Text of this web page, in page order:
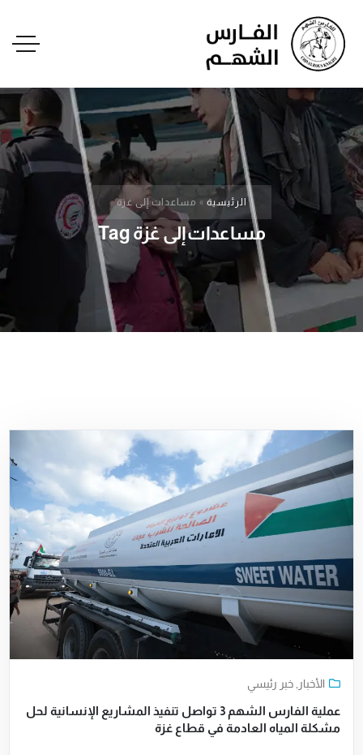
الرئيسية » مساعدات إلى غزة
مساعدات إلى غزة Tag
الأخبار ,خبر رئيسي
عملية الفارس الشهم 3 تواصل تنفيذ المشاريع الإنسانية لحل
مشكلة المياه العادمة في قطاع غزة